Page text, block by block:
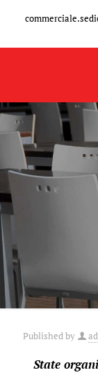
Published by
State